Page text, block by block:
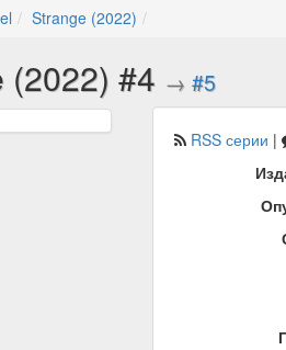
Strange (2022)
(2022) #4 → #5
RSS серии |